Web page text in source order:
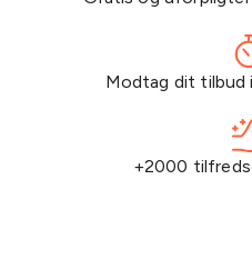
Modtag dit tilbud
+2000